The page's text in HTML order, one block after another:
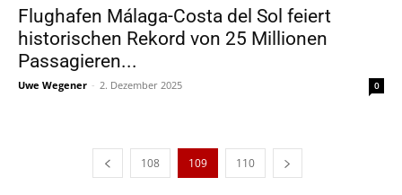
Flughafen Málaga-Costa del Sol feiert
historischen Rekord von 25 Millionen
Passagieren...
Uwe Wegener - 2. Dezember 2025 0
108 109 110